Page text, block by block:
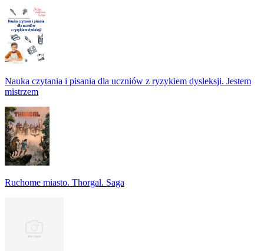
Nauka czytania i pisania dla uczniów z ryzykiem dysleksji. Jestem
mistrzem
Ruchome miasto. Thorgal. Saga